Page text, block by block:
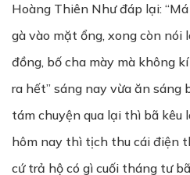
Hoàng Thiên Như đáp lại:
gà vào mặt ổng, xong còn nói
đồng, bố cha mày mà không
ra hết” sáng nay vừa ăn sáng
tám chuyện qua lại thì bã kêu
hôm nay thì tịch thu cái điện
cứ trả hộ có gì cuối tháng tư